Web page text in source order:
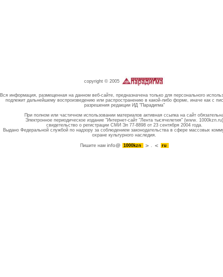
copyright © 2005
Вся информация, размещенная на данном веб-сайте, предназначена только для персонального
подлежит дальнейшему воспроизведению или распространению в какой-либо форме, иначе как с
разрешения редакции ИД "Парадигма"
При полном или частичном использовании материалов активная ссылка на сайт
Электронное периодическое издание "Интернет-сайт "Лента тысячелетия" (www. 1000kzn.ru)
свидетельство о регистрации СМИ Эл 77-8898 от 23 сентября 2004 года.
Выдано Федеральной службой по надзору за соблюдением законодательства в сфере массовых
охране культурного наследия.
Пишите намinfo@ 1000kzn . ru